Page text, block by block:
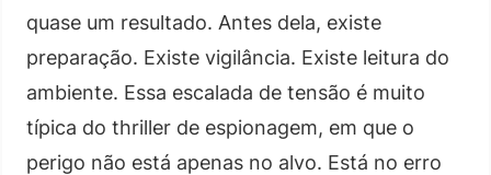
quase um resultado. Antes dela, existe
preparação. Existe vigilância. Existe leitura do
ambiente. Essa escalada de tensão é muito
típica do thriller de espionagem, em que o
perigo não está apenas no alvo. Está no erro